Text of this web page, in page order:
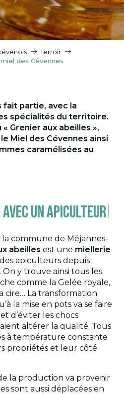
Terroir
des Cévennes
fait partie, avec la
spécialités du territoire.
Grenier aux abeilles »,
Miel des Cévennes ainsi
caramélisées au
un apiculteur
la commune de Méjannes-
abeilles est une miellerie
apiculteurs depuis
y trouve ainsi tous les
comme la Gelée royale,
cire… La transformation
la mise en pots va se faire
d’éviter les chocs
altérer la qualité. Tous
à température constante
propriétés et leur côté
la production va provenir
sont aussi déplacées en